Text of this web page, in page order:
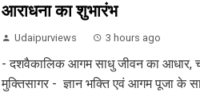
आराधना का शुभारंभ
Udaipurviews 3 hours ago
- दशवैकालिक आगम साधु जीवन का आधार,
मुक्तिसागर - ज्ञान भक्ति एवं आगम पूजा के